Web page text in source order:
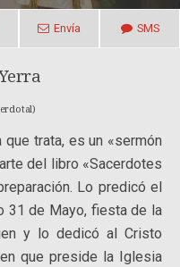
Envía SMS
trata, es un «sermón
del libro «Sacerdotes
Lo predicó el
31 de Mayo, fiesta de la
y lo dedicó al Cristo
que preside la Iglesia